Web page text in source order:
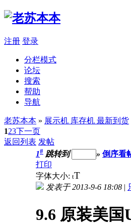
注册 登录
分栏模式
论坛
搜索
帮助
导航
老苏本本 » 展示机 库存机 最新到货
123下一页
返回列表 发帖
1# 跳转到 » 倒序看
打印
字体大小: tT
发表于 2013-9-6 18:08 |
9.6 原装美国